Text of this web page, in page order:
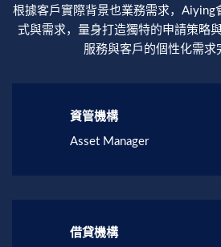
根據客戶實際背景也業務需求，Aiying
式與需求，量身打造獨特的申請策略
服務與客戶的個性化需求
資管機構
Asset Manager
借貸機構